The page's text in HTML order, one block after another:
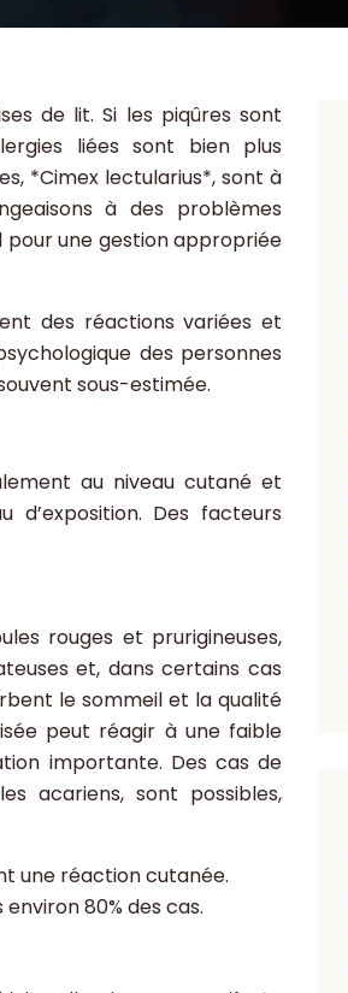
de lit. Si les piqûres sont
liées sont bien plus
*Cimex lectularius*, sont à
à des problèmes
une gestion appropriée
des réactions variées et
des personnes
sous-estimée.
au niveau cutané et
Des facteurs
rouges et prurigineuses,
et, dans certains cas
le sommeil et la qualité
peut réagir à une faible
importante. Des cas de
acariens, sont possibles,
une réaction cutanée.
80% des cas.